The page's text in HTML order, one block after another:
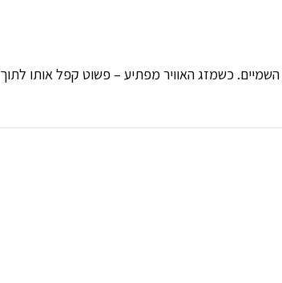
כשמזג האוויר מפתיע – פשוט קפל אותו לתוך